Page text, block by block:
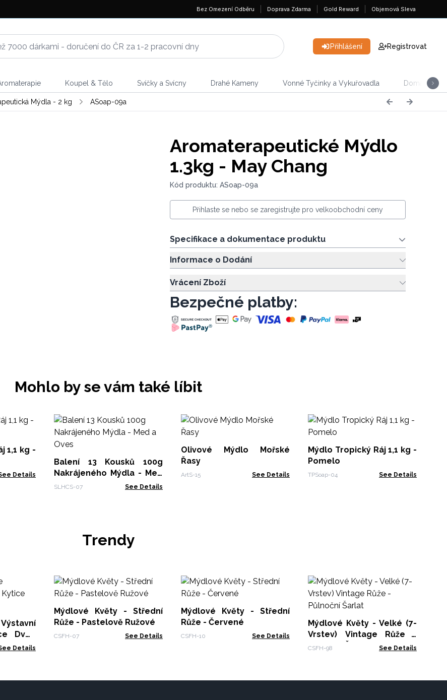
Bez Omezení Odběru Doprava Zdarma Gold Reward Objemová Sleva
Přihlášení Registrovat
Koupel & Tělo Svíčky a Svícny Drahé Kameny Vonné Tyčinky a Vykuřovadla Domácnost
Mýdla - 2 kg ASoap-09a
Aromaterapeutické Mýdlo
1.3kg - May Chang
Kód produktu: ASoap-09a
Přihlaste se nebo se zaregistrujte pro velkoobchodní ceny
Specifikace a dokumentace produktu
Informace o Dodání
Vrácení Zboží
Bezpečné platby:
Mohlo by se vám také líbit
1,1 kg -
Details
Balení 13 Kousků 100g
Nakrájeného Mýdla - Med
a Oves
SLHCS-07 See Details
Olivové Mýdlo Mořské
Řasy
ArtS-15 See Details
Mýdlo Tropický Ráj 1,1 kg -
Pomelo
TPSoap-04 See Details
Trendy
Dvou
Details
Mýdlové Květy - Střední
Růže - Pastelově Ružové
CSFH-07 See Details
Mýdlové Květy - Střední
Růže - Červené
CSFH-10 See Details
Mýdlové Květy - Velké (7-
Vrstev) Vintage Růže -
Půlnoční Šarlat
CSFH-98 See Details